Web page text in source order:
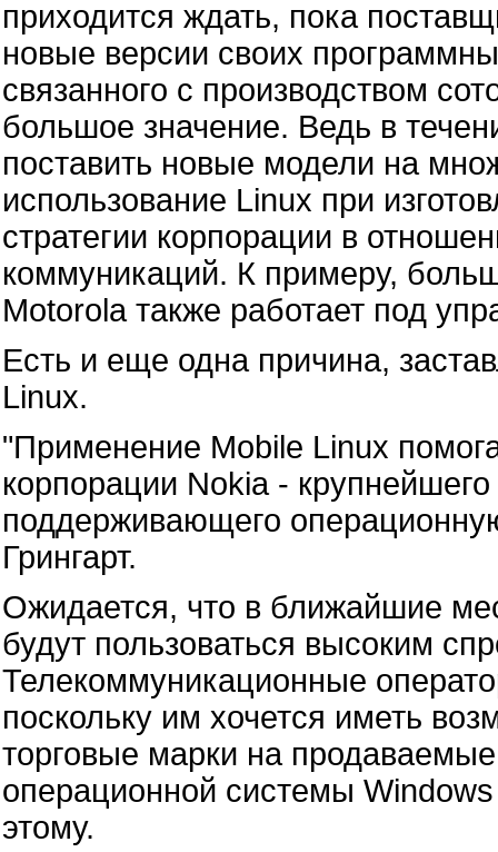
приходится ждать, пока
новые версии своих
связанного с производством
большое значение. Ведь в
поставить новые модели на
использование Linux при
стратегии корпорации в
коммуникаций. К примеру,
Motorola также работает под
Есть и еще одна причина,
Linux.
"Применение Mobile Linux
корпорации Nokia -
поддерживающего
Грингарт.
Ожидается, что в ближайшие
будут пользоваться высоким
Телекоммуникационные
поскольку им хочется иметь
торговые марки на
операционной системы
этому.